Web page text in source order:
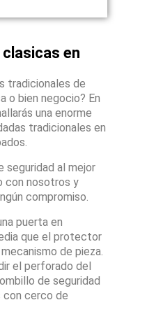
en
tradicionales de
o bien negocio? En
una enorme
tradicionales en
seguridad al mejor
con nosotros y
compromiso.
puerta en
que el protector
de pieza.
el perforado del
de seguridad
con cerco de